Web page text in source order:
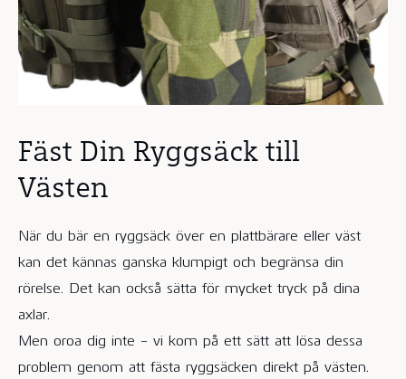
Fäst Din Ryggsäck till
Västen
När du bär en ryggsäck över en plattbärare eller väst
kan det kännas ganska klumpigt och begränsa din
rörelse. Det kan också sätta för mycket tryck på dina
axlar.
Men oroa dig inte - vi kom på ett sätt att lösa dessa
problem genom att fästa ryggsäcken direkt på västen.